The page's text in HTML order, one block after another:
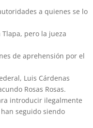
a quienes se lo
pero la jueza
de aprehensión por el
Luis Cárdenas
Rosas Rosas.
introducir ilegalmente
seguido siendo